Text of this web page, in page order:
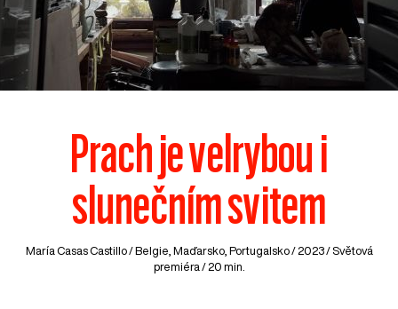
Prach je velrybou i
slunečním svitem
María Casas Castillo / Belgie Maďarsko, Portugalsko/ 2023 / Světová
premiéra / 20 min.